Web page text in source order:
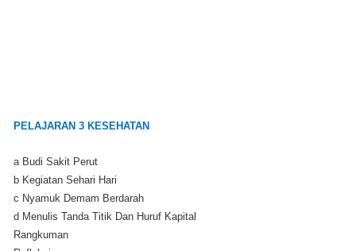
PELAJARAN 3 KESEHATAN
a Budi Sakit Perut
b Kegiatan Sehari Hari
c Nyamuk Demam Berdarah
d Menulis Tanda Titik Dan Huruf Kapital
Rangkuman